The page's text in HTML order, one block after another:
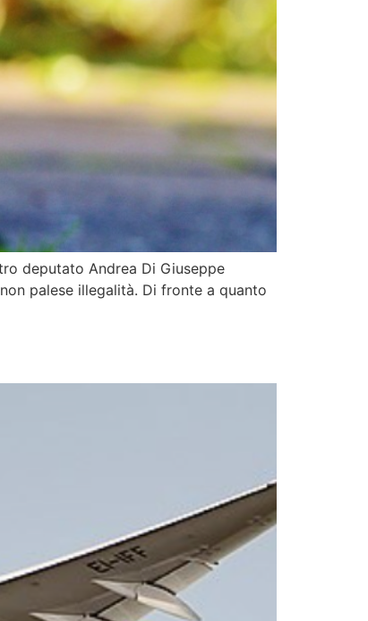
deputato Andrea Di Giuseppe
palese illegalità. Di fronte a quanto